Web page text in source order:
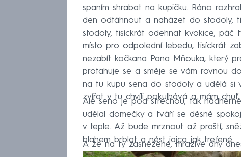
spaním shrabat na kupičku. Ráno
den odtáhnout a naházet do stodoly,
stodoly, tisíckrát odehnat kvokice, páč
místo pro odpolední lebedu, tisíckrát
nezabít kočkana Pana Mňouka, který
protahuje se a směje se vám rovnou
na tu kupu sena do stodoly a udělá si
zvířat v tu chvíli pokulhává a mám
Ale seno je pod střechou, tak
udělal domečky a tváří se děsně
v teple. Až bude mrznout až praští,
blahem brblat a nést jajca jak trefené.
A že na ty zasněžené, mrazivé dny